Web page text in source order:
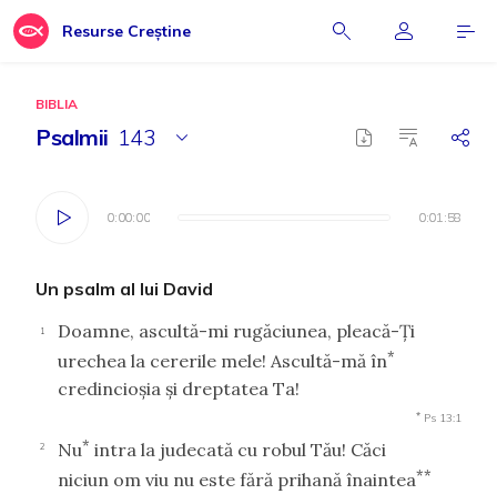
Resurse Creștine
BIBLIA
Psalmii 143
0:00:00 0:01:58
0:00:00 0:01:58
Un psalm al lui David
1
Doamne, ascultă-mi rugăciunea, pleacă-Ţi
urechea la cererile mele! Ascultă-mă în*
credincioşia şi dreptatea Ta!
* Ps 13:1
2 Nu* intra la judecată cu robul Tău! Căci
niciun om viu nu este fără prihană înaintea**